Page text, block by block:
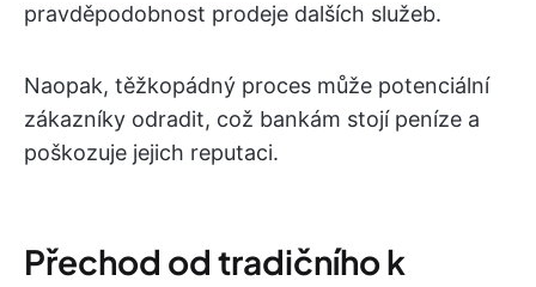
pravděpodobnost prodeje dalších služeb.
Naopak, těžkopádný proces může potenciální
zákazníky odradit, což bankám stojí peníze a
poškozuje jejich reputaci.
Přechod od tradičního k